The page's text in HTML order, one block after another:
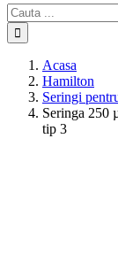
Cautare...
Acasa
Hamilton
Seringi
Seringa 250
tip 3